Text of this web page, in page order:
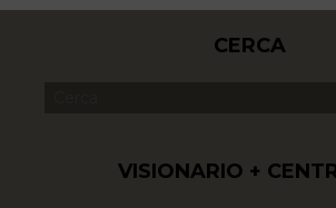
CERCA
VISIONARIO +